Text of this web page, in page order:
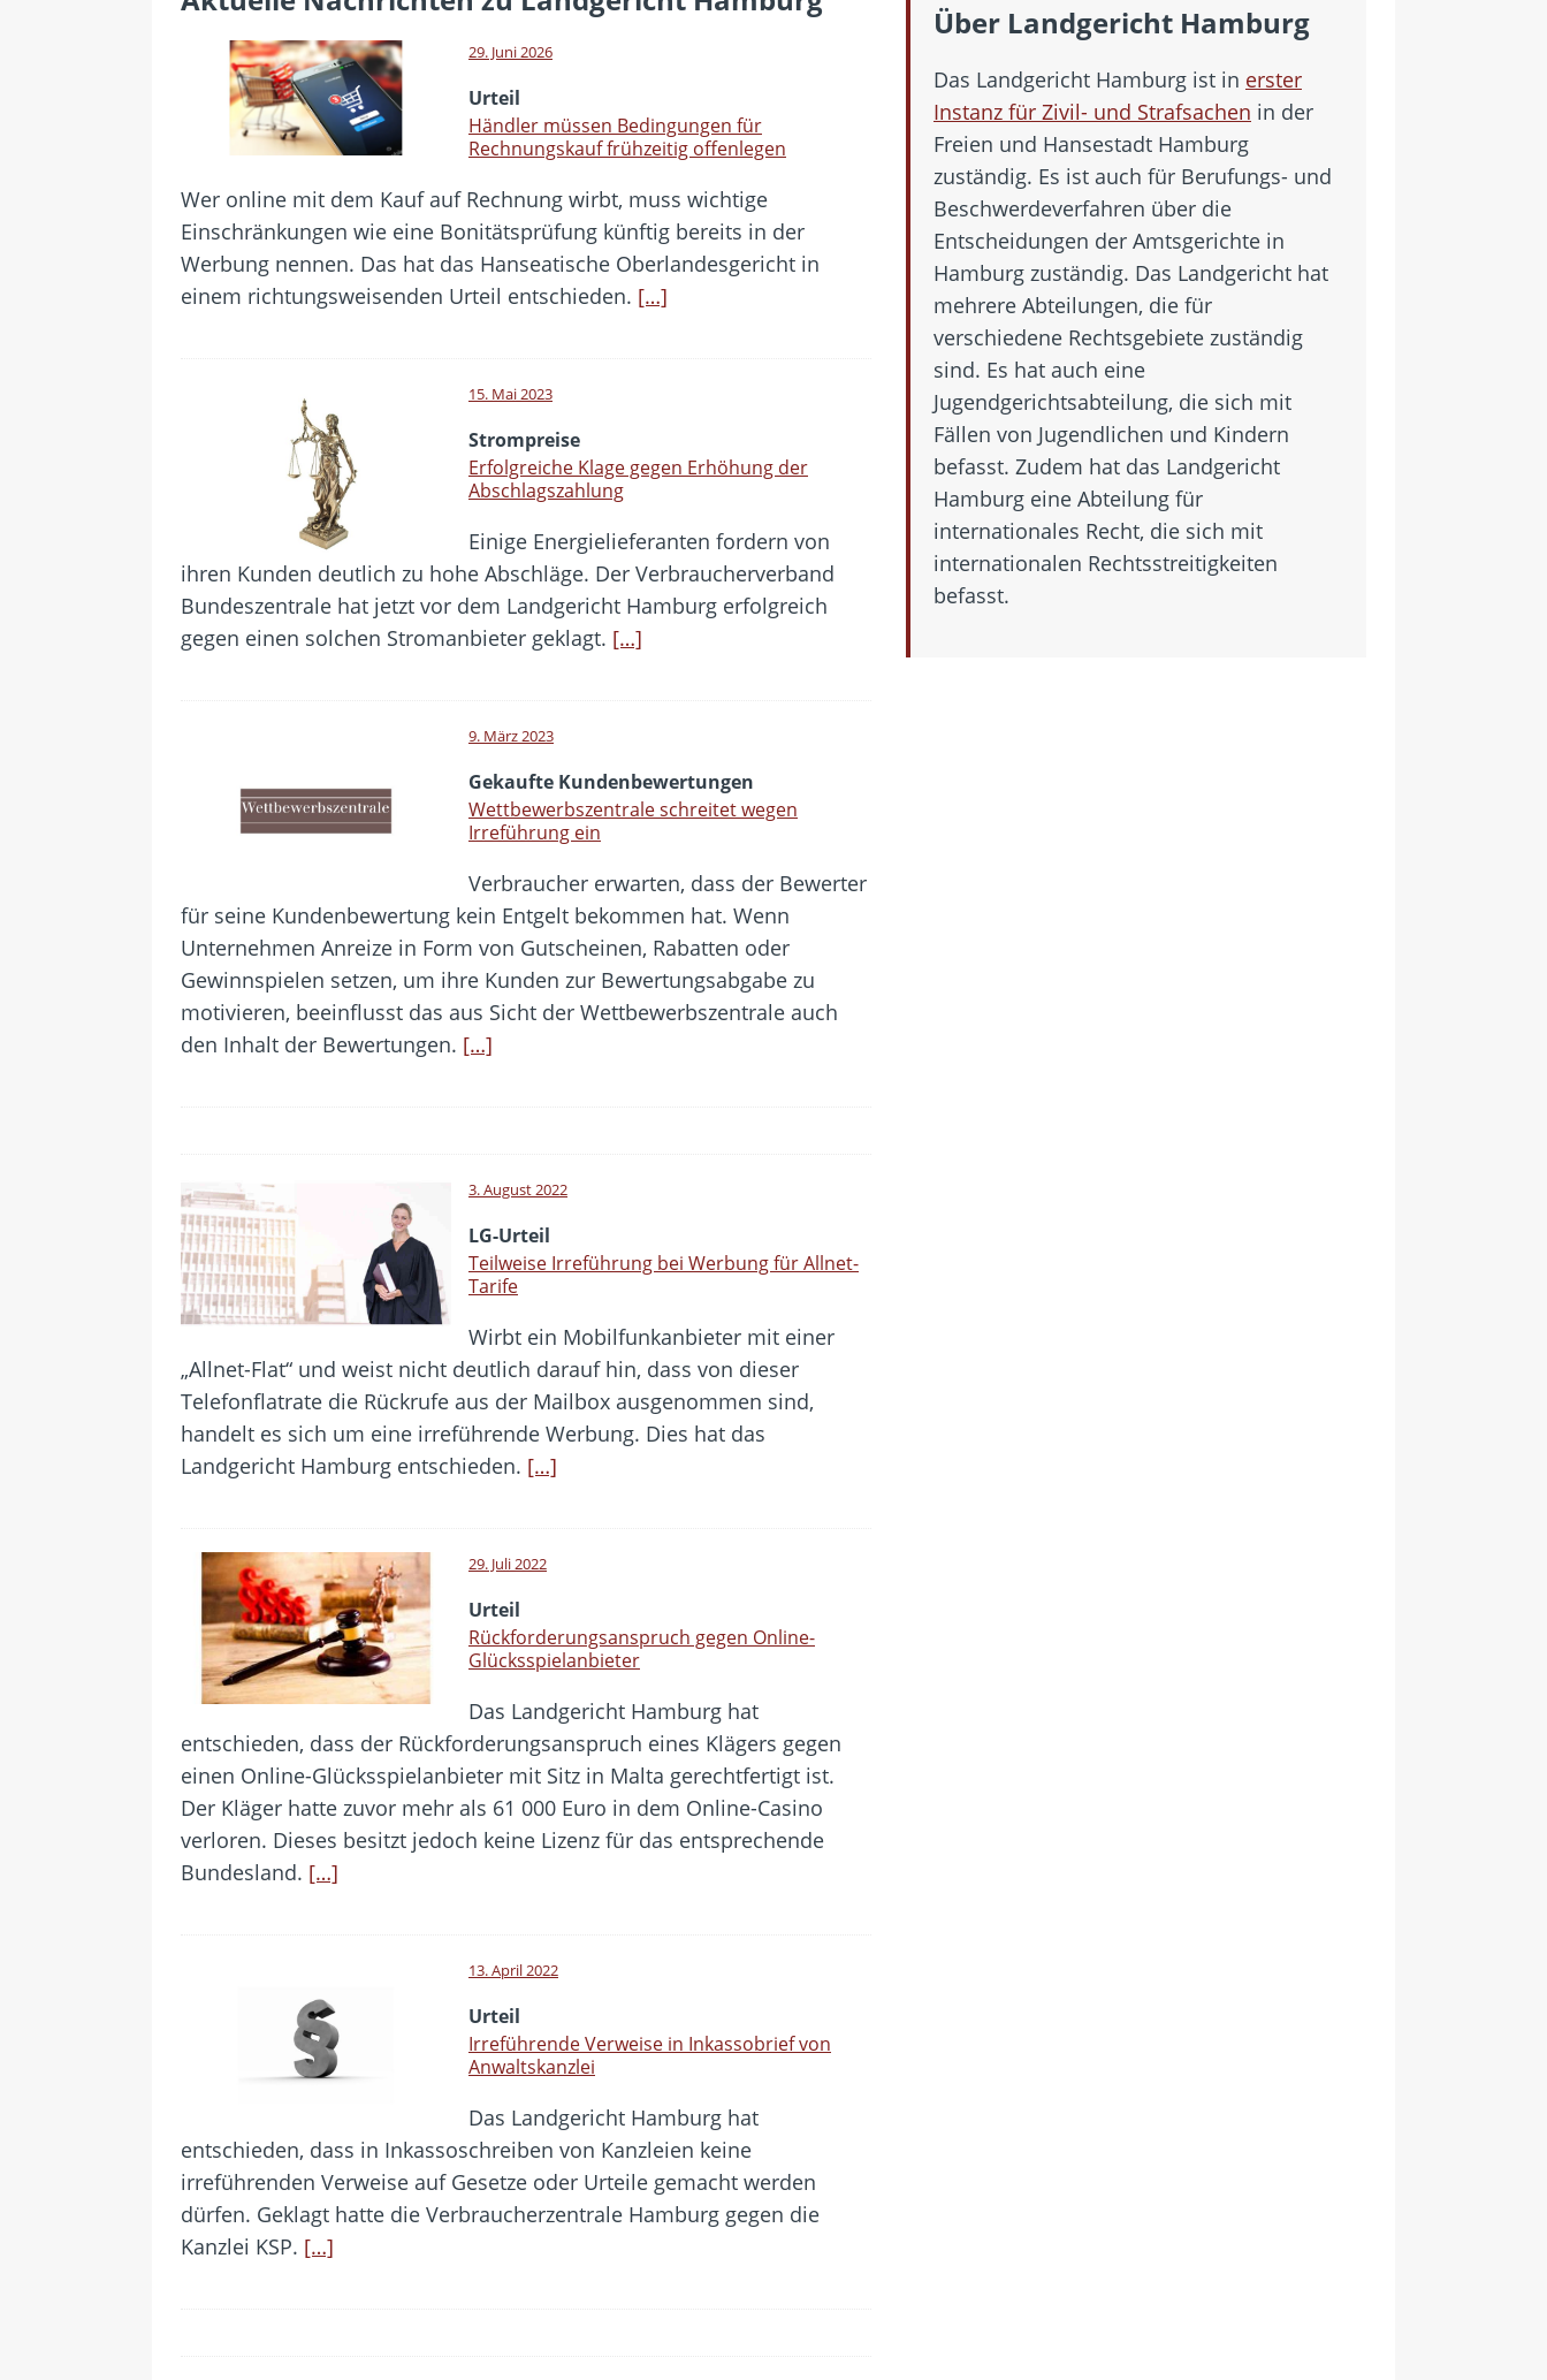
[ 24. Juli 2026 ]
[ 22. Juli 2026 ]
[ 21. Juli 2026 ]
Wichtiges BGH-Urteil – Verbraucherrechte bei Online-Kündigung gestärkt
[ 7. August 2026 ]
DSL-Ende rückt näher – Viele setzen trotzdem immer noch auf Kupfernetz
29. Juni 2026
Urteil
Händler müssen Bedingungen für
Rechnungskauf frühzeitig offenlegen
Wer online mit dem Kauf auf Rechnung wirbt, muss wichtige
Einschränkungen wie eine Bonitätsprüfung künftig bereits in der
Werbung nennen. Das hat das Hanseatische Oberlandesgericht in
einem richtungsweisenden Urteil entschieden. […]
15. Mai 2023
Strompreise
Erfolgreiche Klage gegen Erhöhung der
Abschlagszahlung
Einige Energielieferanten fordern von
ihren Kunden deutlich zu hohe Abschläge. Der Verbraucherverband
Bundeszentrale hat jetzt vor dem Landgericht Hamburg erfolgreich
gegen einen solchen Stromanbieter geklagt. […]
9. März 2023
Gekaufte Kundenbewertungen
Wettbewerbszentrale schreitet wegen
Irreführung ein
Verbraucher erwarten, dass der Bewerter
für seine Kundenbewertung kein Entgelt bekommen hat. Wenn
Unternehmen Anreize in Form von Gutscheinen, Rabatten oder
Gewinnspielen setzen, um ihre Kunden zur Bewertungsabgabe zu
motivieren, beeinflusst das aus Sicht der Wettbewerbszentrale auch
den Inhalt der Bewertungen. […]
3. August 2022
LG-Urteil
Teilweise Irreführung bei Werbung für Allnet-
Tarife
Wirbt ein Mobilfunkanbieter mit einer
„Allnet-Flat“ und weist nicht deutlich darauf hin, dass von dieser
Telefonflatrate die Rückrufe aus der Mailbox ausgenommen sind,
handelt es sich um eine irreführende Werbung. Dies hat das
Landgericht Hamburg entschieden. […]
29. Juli 2022
Urteil
Rückforderungsanspruch gegen Online-
Glücksspielanbieter
Das Landgericht Hamburg hat
entschieden, dass der Rückforderungsanspruch eines Klägers gegen
einen Online-Glücksspielanbieter mit Sitz in Malta gerechtfertigt ist.
Der Kläger hatte zuvor mehr als 61 000 Euro in dem Online-Casino
verloren. Dieses besitzt jedoch keine Lizenz für das entsprechende
Bundesland. […]
13. April 2022
Urteil
Irreführende Verweise in Inkassobrief von
Anwaltskanzlei
Das Landgericht Hamburg hat
entschieden, dass in Inkassoschreiben von Kanzleien keine
irreführenden Verweise auf Gesetze oder Urteile gemacht werden
dürfen. Geklagt hatte die Verbraucherzentrale Hamburg gegen die
Kanzlei KSP. […]
Über Landgericht Hamburg
Das Landgericht Hamburg ist in erster
Instanz für Zivil- und Strafsachen in der
Freien und Hansestadt Hamburg
zuständig. Es ist auch für Berufungs- und
Beschwerdeverfahren über die
Entscheidungen der Amtsgerichte in
Hamburg zuständig. Das Landgericht hat
mehrere Abteilungen, die für
verschiedene Rechtsgebiete zuständig
sind. Es hat auch eine
Jugendgerichtsabteilung, die sich mit
Fällen von Jugendlichen und Kindern
befasst. Zudem hat das Landgericht
Hamburg eine Abteilung für
internationales Recht, die sich mit
internationalen Rechtsstreitigkeiten
befasst.